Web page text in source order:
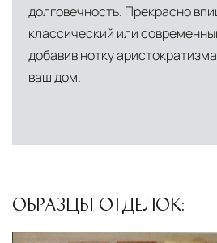
долговечность. Прекрасно
классический или
добавив нотку
ваш дом.
ОБРАЗЦЫ ОТДЕЛОК: